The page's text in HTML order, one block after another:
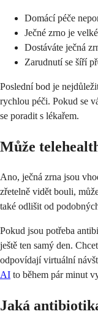
Domácí péče
Ječné zrno je
Dostáváte ječná
Zarudnutí se šíří
Poslední bod je
rychlou péči. Pokud se
se poradit s lékařem.
Může
Ano, ječná zrna jsou
zřetelně vidět bouli,
také odlišit od
Pokud jsou potřeba
ještě ten samý den.
odpovídají virtuální
AI to během pár minut
Jaká